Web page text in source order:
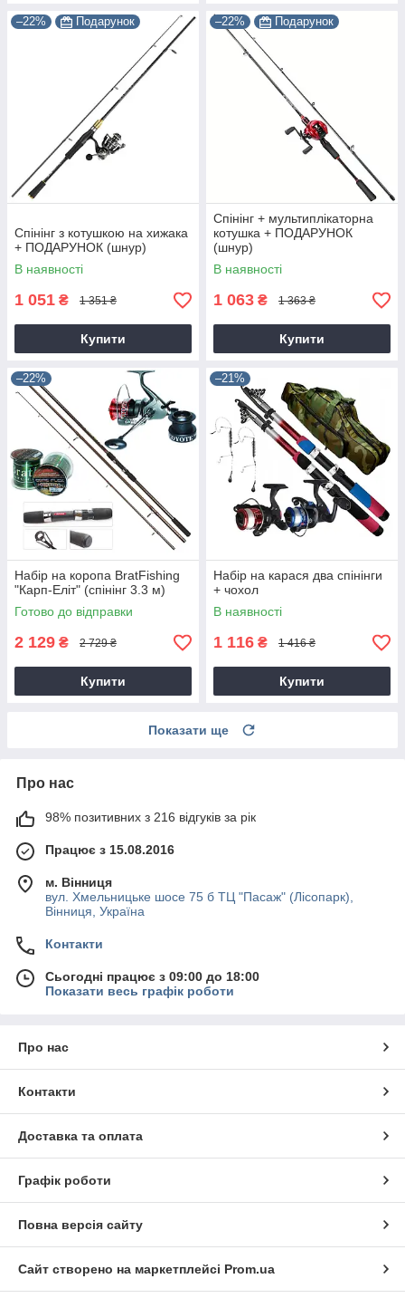
–22% Подарунок
Спінінг з котушкою на хижака
+ ПОДАРУНОК (шнур)
В наявності
1 051 ₴ 1 351 ₴
Купити
–22% Подарунок
Спінінг + мультиплікаторна
котушка + ПОДАРУНОК
(шнур)
В наявності
1 063 ₴ 1 363 ₴
Купити
–22%
Набір на коропа BratFishing
"Карп-Еліт" (спінінг 3.3 м)
Готово до відправки
2 129 ₴ 2 729 ₴
Купити
–21%
Набір на карася два спінінги
+ чохол
В наявності
1 116 ₴ 1 416 ₴
Купити
Показати ще
Про нас
98% позитивних з 216 відгуків за рік
Працює з 15.08.2016
м. Вінниця
вул. Хмельницьке шосе 75 б ТЦ "Пасаж" (Лісопарк),
Вінниця, Україна
Контакти
Сьогодні працює з 09:00 до 18:00
Показати весь графік роботи
Про нас
Контакти
Доставка та оплата
Графік роботи
Повна версія сайту
Сайт створено на маркетплейсі Prom.ua